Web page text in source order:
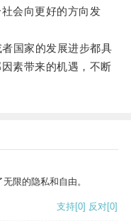
会向更好的方向发
国家的发展进步都具
素带来的机遇，不断
限的隐私和自由。
支持[0] 反对[0]